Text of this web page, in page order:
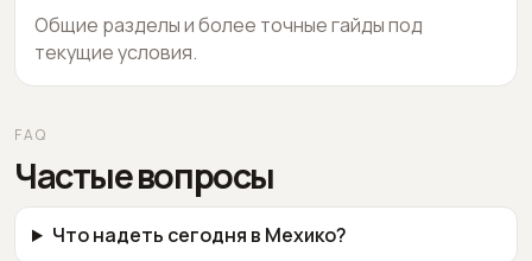
Общие разделы и более точные гайды под
текущие условия.
FAQ
Частые вопросы
Что надеть сегодня в Мехико?